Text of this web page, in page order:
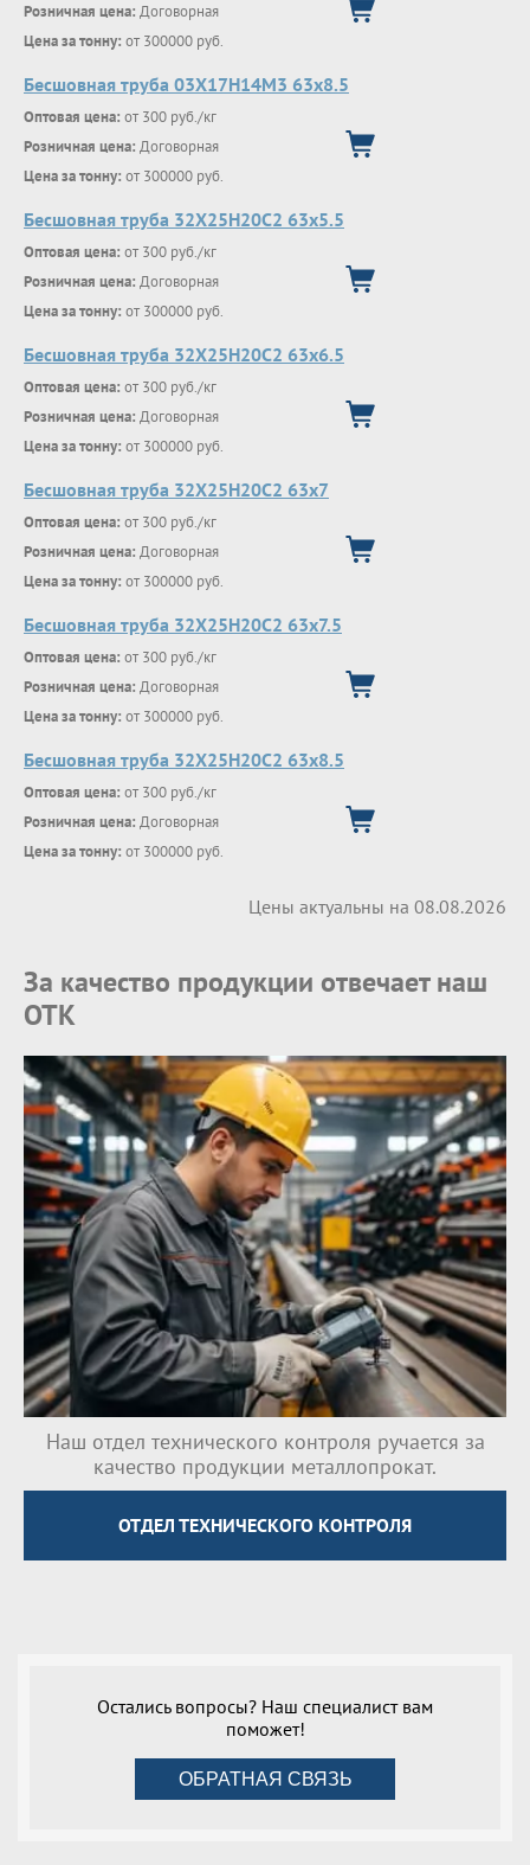
Розничная цена: Договорная
Цена за тонну: от 300000 руб.
Бесшовная труба 03Х17Н14М3 63х8.5
Оптовая цена: от 300 руб./кг
Розничная цена: Договорная
Цена за тонну: от 300000 руб.
Бесшовная труба 32Х25Н20С2 63х5.5
Оптовая цена: от 300 руб./кг
Розничная цена: Договорная
Цена за тонну: от 300000 руб.
Бесшовная труба 32Х25Н20С2 63х6.5
Оптовая цена: от 300 руб./кг
Розничная цена: Договорная
Цена за тонну: от 300000 руб.
Бесшовная труба 32Х25Н20С2 63х7
Оптовая цена: от 300 руб./кг
Розничная цена: Договорная
Цена за тонну: от 300000 руб.
Бесшовная труба 32Х25Н20С2 63х7.5
Оптовая цена: от 300 руб./кг
Розничная цена: Договорная
Цена за тонну: от 300000 руб.
Бесшовная труба 32Х25Н20С2 63х8.5
Оптовая цена: от 300 руб./кг
Розничная цена: Договорная
Цена за тонну: от 300000 руб.
Цены актуальны на 08.08.2026
За качество продукции отвечает наш
ОТК
Наш отдел технического контроля ручается за
качество продукции металлопрокат.
ОТДЕЛ ТЕХНИЧЕСКОГО КОНТРОЛЯ
Остались вопросы? Наш специалист вам
поможет!
ОБРАТНАЯ СВЯЗЬ